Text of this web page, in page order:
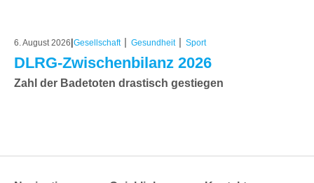
6. August 2026|Gesellschaft | Gesundheit | Sport
DLRG-Zwischenbilanz 2026
Zahl der Badetoten drastisch gestiegen